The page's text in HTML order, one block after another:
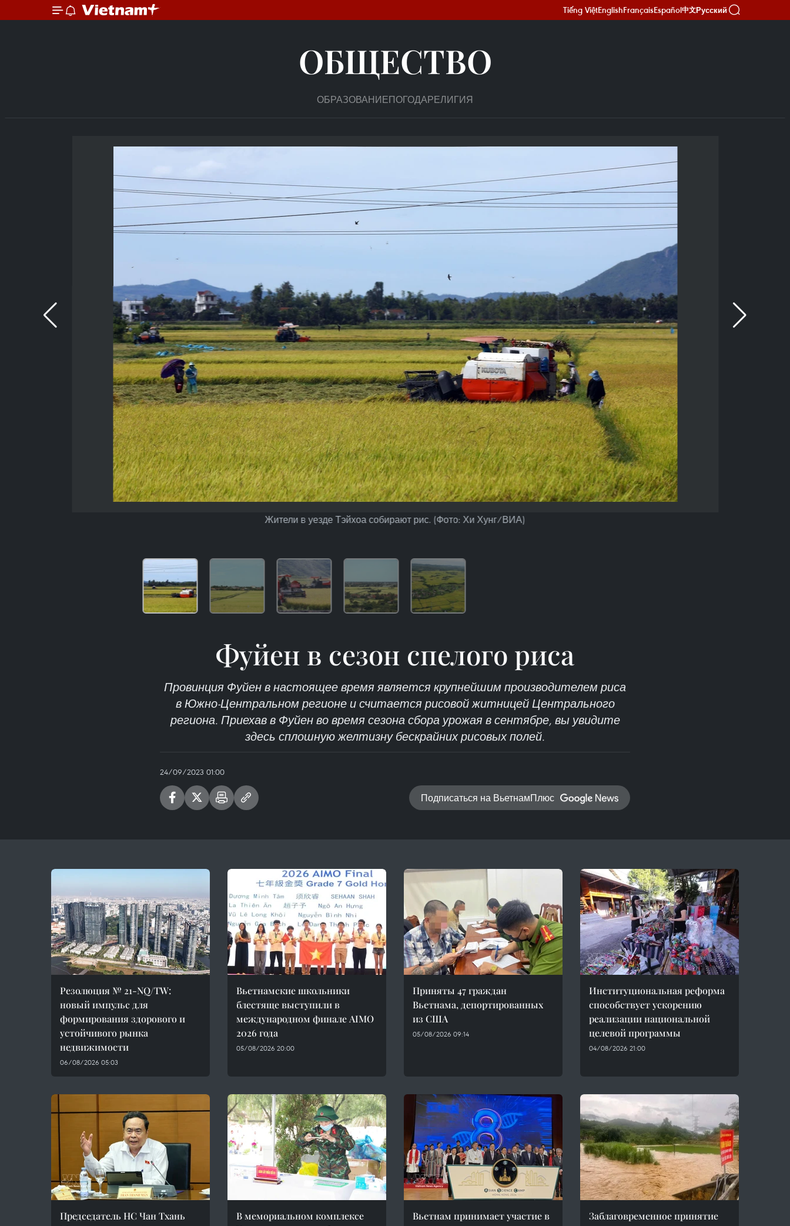
Tiếng ViệtEnglishFrançaisEspañol中文Русский
ОБЩЕСТВО
ОБРАЗОВАНИЕПОГОДАРЕЛИГИЯ
Жители в уезде Тэйхоа собирают рис. (Фото: Хи Хунг/ВИА)
Фуйен в сезон спелого риса
Провинция Фуйен в настоящее время является крупнейшим производителем риса
в Южно-Центральном регионе и считается рисовой житницей Центрального
региона. Приехав в Фуйен во время сезона сбора урожая в сентябре, вы увидите
здесь сплошную желтизну бескрайних рисовых полей.
24/09/2023 01:00
Подписаться на ВьетнамПлюс
Резолюция № 21-NQ/TW:
новый импульс для
формирования здорового и
устойчивого рынка
недвижимости
06/08/2026 05:03
Вьетнамские школьники
блестяще выступили в
международном финале AIMO
2026 года
05/08/2026 20:00
Приняты 47 граждан
Вьетнама, депортированных
из США
05/08/2026 09:14
Институциональная реформа
способствует ускорению
реализации национальной
целевой программы
04/08/2026 21:00
Председатель НС Чан Тхань
В мемориальном комплексе
Вьетнам принимает участие в
Заблаговременное принятие